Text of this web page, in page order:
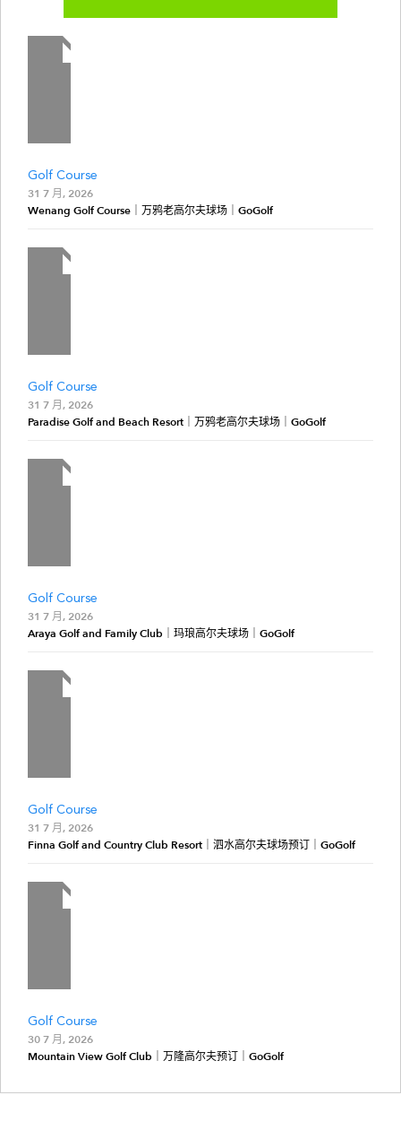
Golf Course
31 7 月, 2026
Wenang Golf Course｜万鸦老高尔夫球场｜GoGolf
Golf Course
31 7 月, 2026
Paradise Golf and Beach Resort｜万鸦老高尔夫球场｜GoGolf
Golf Course
31 7 月, 2026
Araya Golf and Family Club｜玛琅高尔夫球场｜GoGolf
Golf Course
31 7 月, 2026
Finna Golf and Country Club Resort｜泗水高尔夫球场预订｜GoGolf
Golf Course
30 7 月, 2026
Mountain View Golf Club｜万隆高尔夫预订｜GoGolf